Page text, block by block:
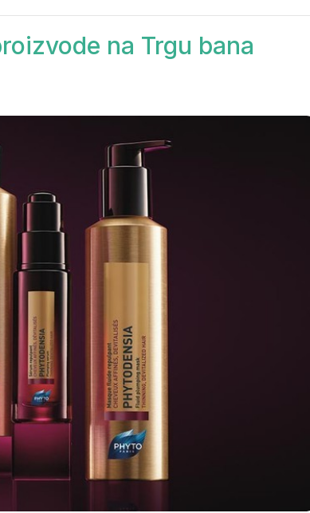
na Trgu bana